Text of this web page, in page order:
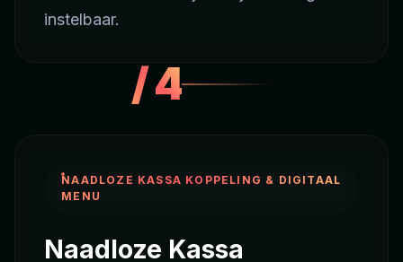
instelbaar.
/4
NAADLOZE KASSA KOPPELING & DIGITAAL
MENU
Naadloze Kassa